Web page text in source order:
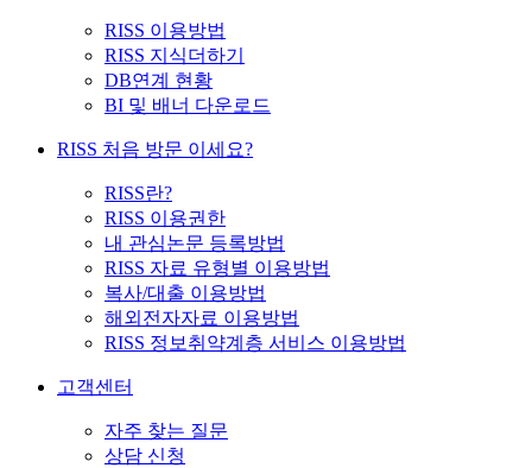
RISS 이용방법
RISS 지식더하기
DB연계 현황
BI 및 배너 다운로드
RISS 처음 방문 이세요?
RISS란?
RISS 이용권한
내 관심논문 등록방법
RISS 자료 유형별 이용방법
복사/대출 이용방법
해외전자자료 이용방법
RISS 정보취약계층 서비스 이용방법
고객센터
자주 찾는 질문
상담 신청